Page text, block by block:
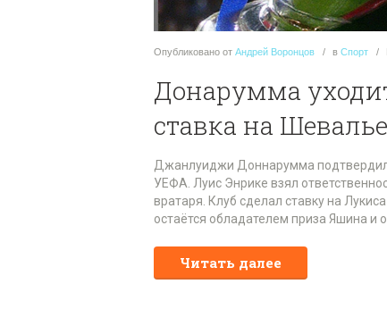
Опубликовано от Андрей Воронцов в Спорт
Донарумма
ставка на
Джанлуиджи Доннарумма подтвердил
УЕФА. Луис Энрике взял
вратаря. Клуб сделал ставку на
остаётся обладателем приза Яшина и
Читать далее